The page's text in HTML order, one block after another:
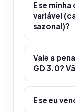
E se
variável
sazonal)?
Vale a
GD 3.0?
E se eu